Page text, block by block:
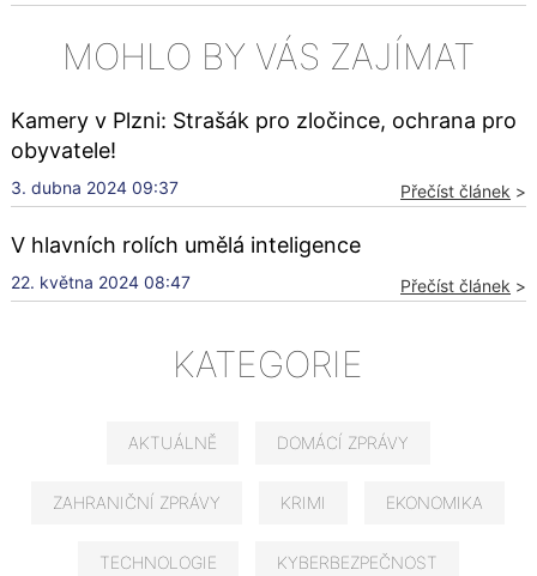
MOHLO BY VÁS ZAJÍMAT
Kamery v Plzni: Strašák pro zločince, ochrana pro
obyvatele!
3. dubna 2024 09:37 Přečíst článek >
V hlavních rolích umělá inteligence
22. května 2024 08:47 Přečíst článek >
KATEGORIE
AKTUÁLNĚ DOMÁCÍ ZPRÁVY
ZAHRANIČNÍ ZPRÁVY KRIMI EKONOMIKA
TECHNOLOGIE KYBERBEZPEČNOST